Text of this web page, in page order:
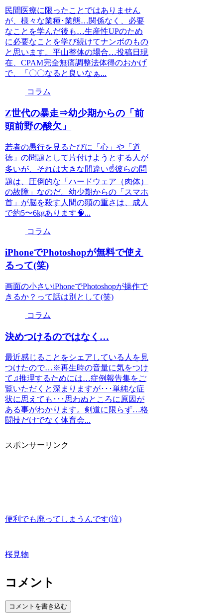
民間医療に限ったことではありません
が、様々な業種･業態…関係なく、必要
なことを学んだ後も…生産性UPのため
に必要なことを学び続けてナンボのもの
と思います。平山整体の場合…投稿日現
在、CPAM完全無痛調整法体得のおかげ
で、「〇〇なると良いなぁ...
コラム
Z世代の暴走⇒幼少期からの「前
頭前野の酸欠」
若者の愚行を見るたびに「心」や「道
徳」の問題として片付けようとする人が
多いが、それは大きな間違い☝️彼らの問
題は、圧倒的な「ハードウェア（肉体）
の故障」なのだ。幼少期からの「スマホ
首」が脳を殺す人間の頭の重さは、成人
で約5〜6kgあります🧠...
コラム
iPhoneでPhotoshopが無料で使え
るって(笑)
画面の小さいiPhoneでPhotoshopが操作で
きるか？って話は別として(笑)
コラム
決めつけるのではなく…
最近感じることをシェアしている人を見
つけたので…※再生時の音量に気をつけ
て♫推理するためには…症例報告集をご
覧いただくと深まりますが･･･単純な症
状に思えても･･･思わぬところに原因が
ある事がわかります。剣道に限らず…格
闘技だけでなく体育会...
スポンサーリンク
便利でも廃ってしまうんです(泣)
桜見物
コメント
コメントを書き込む